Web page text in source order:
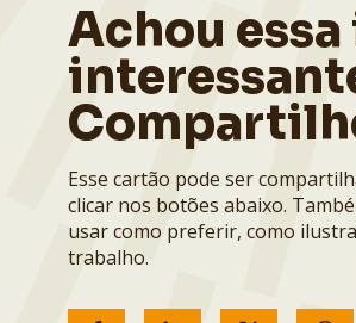
Achou
Esse cartão pode ser
clicar nos botões abaixo.
usar como preferir, como
trabalho.